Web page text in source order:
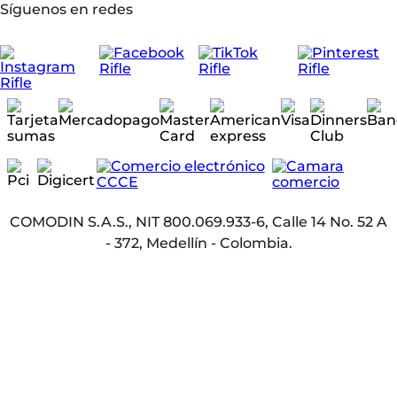
Síguenos en redes
COMODIN S.A.S., NIT 800.069.933-6, Calle 14 No. 52 A
- 372, Medellín - Colombia.